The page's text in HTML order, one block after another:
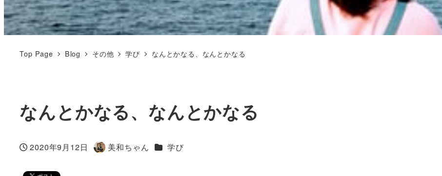
Top Page Blog その他 学び なんとかなる、なんとかなる
なんとかなる、なんとかなる
投稿日
2020年9月12日
著
美和ちゃん カテゴリー
学び